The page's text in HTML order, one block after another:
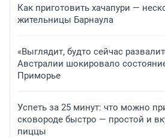
Как приготовить хачапури —
жительницы Барнаула
«Выглядит, будто сейчас
Австралии шокировало
Приморье
Успеть за 25 минут: что можно
сковороде быстро — простой и
пиццы